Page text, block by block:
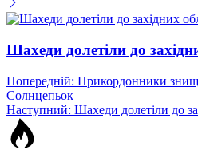
Шахеди долетіли до
Навігація
записів
Попередній: Прикордонники
Солнцепьок
Наступний: Шахеди долетіли до